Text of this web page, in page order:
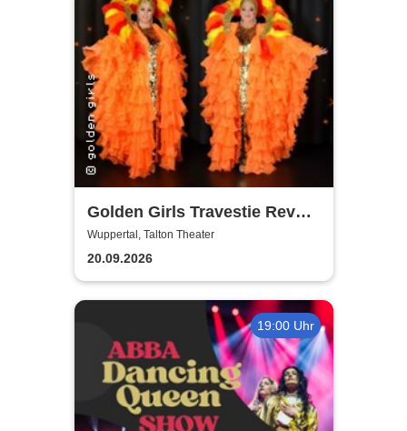
Golden Girls Travestie Revue
- Die neue Show: Glanzvolle
Augenblicke
Wuppertal, Talton Theater
20.09.2026
19:00 Uhr